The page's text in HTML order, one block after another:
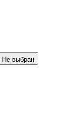
Не выбран